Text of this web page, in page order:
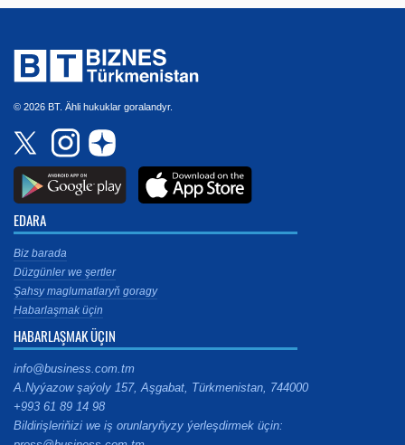
© 2026 BT. Ähli hukuklar goralandyr.
EDARA
Biz barada
Düzgünler we şertler
Şahsy maglumatlaryň goragy
Habarlaşmak üçin
HABARLAŞMAK ÜÇIN
info@business.com.tm
A.Nyýazow şaýoly 157, Aşgabat, Türkmenistan, 744000
+993 61 89 14 98
Bildirişleriňizi we iş orunlaryňyzy ýerleşdirmek üçin: